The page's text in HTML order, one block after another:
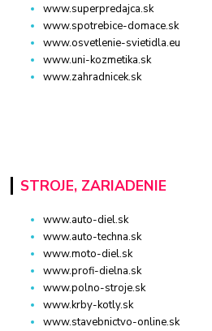
www.superpredajca.sk
www.spotrebice-domace.sk
www.osvetlenie-svietidla.eu
www.uni-kozmetika.sk
www.zahradnicek.sk
STROJE, ZARIADENIE
www.auto-diel.sk
www.auto-techna.sk
www.moto-diel.sk
www.profi-dielna.sk
www.polno-stroje.sk
www.krby-kotly.sk
www.stavebnictvo-online.sk